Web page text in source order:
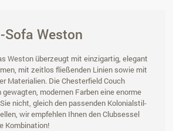
Weston
Weston überzeugt mit einzigartig, elegant
mit zeitlos fließenden Linien sowie mit
Materialien. Die Chesterfield Couch
modernen Farben eine enorme
nicht, gleich den passenden Kolonialstil-
wir empfehlen Ihnen den Clubsessel
Kombination!